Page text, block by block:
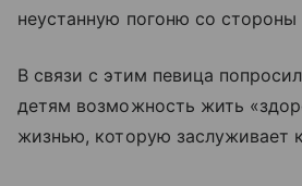
неустанную погоню со стороны
В связи с этим певица
детям возможность жить
жизнью, которую заслуживает